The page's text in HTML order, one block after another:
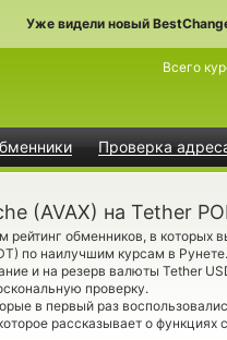
Уже видели новый
Проверка
Всего
(AVAX) на Tether
обменников, в которых
по наилучшим курсам в
и на резерв валюты Tether
проверку.
в первый раз
рассказывает о функциях